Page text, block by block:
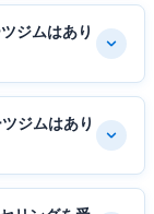
ジムはあり
ジムはあり